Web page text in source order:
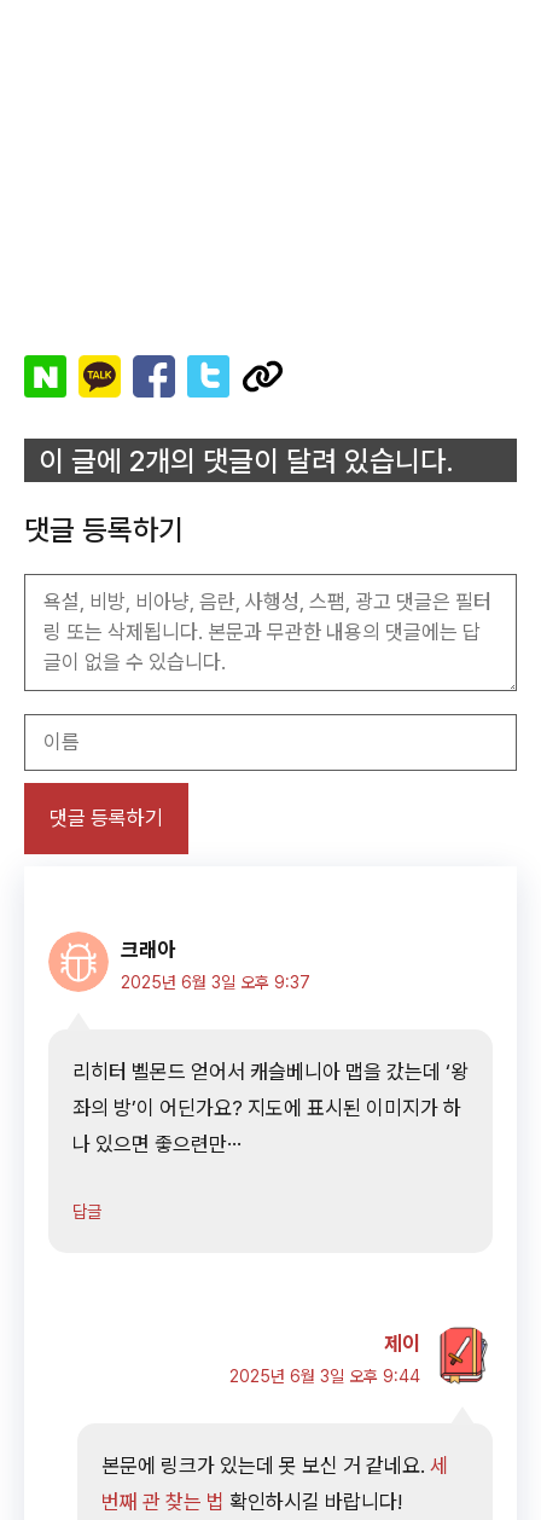
이 글에 2개의 댓글이 달려 있습니다.
댓글 등록하기
름
크래아
2025년 6월 3일 오후 9:37
리히터 벨몬드 얻어서 캐슬베니아 맵을 갔는데 ‘왕
좌의 방’이 어딘가요? 지도에 표시된 이미지가 하
나 있으면 좋으련만…
답글
제이
2025년 6월 3일 오후 9:44
본문에 링크가 있는데 못 보신 거 같네요. 세
번째 관 찾는 법 확인하시길 바랍니다!